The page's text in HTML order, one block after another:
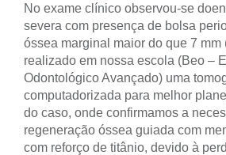
No exame clínico observou-se
severa com presença de bolsa
óssea marginal maior do que 7 mm
realizado em nossa escola (Beo –
Odontológico Avançado) uma
computadorizada para melhor
do caso, onde confirmamos a
regeneração óssea guiada com
com reforço de titânio, devido à